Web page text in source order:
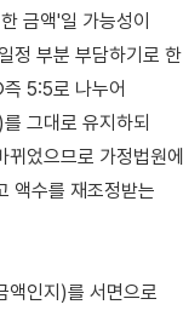
금액'일 가능성이
정 부분 부담하기로 한
5:5로 나누어
그대로 유지하되
었으므로 가정법원에
액수를 재조정받는
액인지)를 서면으로